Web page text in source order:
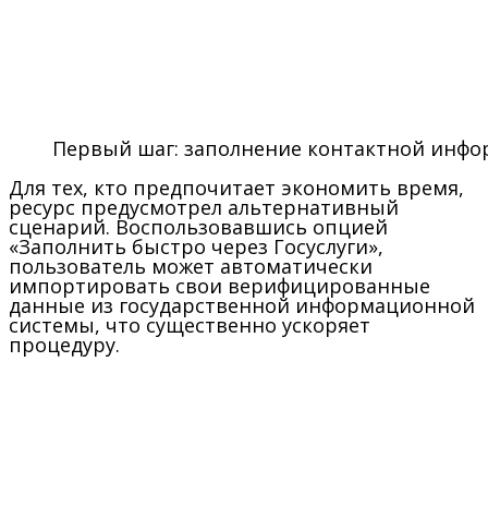
Первый шаг: заполнение контактной
Для тех, кто предпочитает экономить время,
ресурс предусмотрел альтернативный
сценарий. Воспользовавшись опцией
«Заполнить быстро через Госуслуги»,
пользователь может автоматически
импортировать свои верифицированные
данные из государственной информационной
системы, что существенно ускоряет
процедуру.